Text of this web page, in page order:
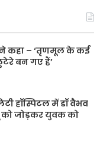
ने कहा – ‘तृणमूल के कई
बन गए हैं’
हॉस्पिटल में डॉ वैभव
जोड़कर युवक को